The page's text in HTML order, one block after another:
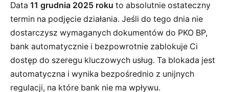
Data 11 grudnia 2025 roku to absolutnie ostateczny
termin na podjęcie działania. Jeśli do tego dnia nie
dostarczysz wymaganych dokumentów do PKO BP,
bank automatycznie i bezpowrotnie zablokuje Ci
dostęp do szeregu kluczowych usług. Ta blokada jest
automatyczna i wynika bezpośrednio z unijnych
regulacji, na które bank nie ma wpływu.